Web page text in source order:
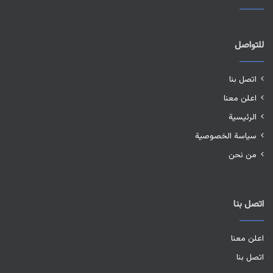
للتواصل
اتصل بنا
اعلن معنا
الرئيسية
سياسة الخصوصية
من نحن
اتصل بنا
اعلن معنا
اتصل بنا